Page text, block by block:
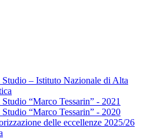
Studio – Istituto Nazionale di Alta
“Marco Tessarin” - 2021
“Marco Tessarin” - 2020
delle eccellenze 2025/26